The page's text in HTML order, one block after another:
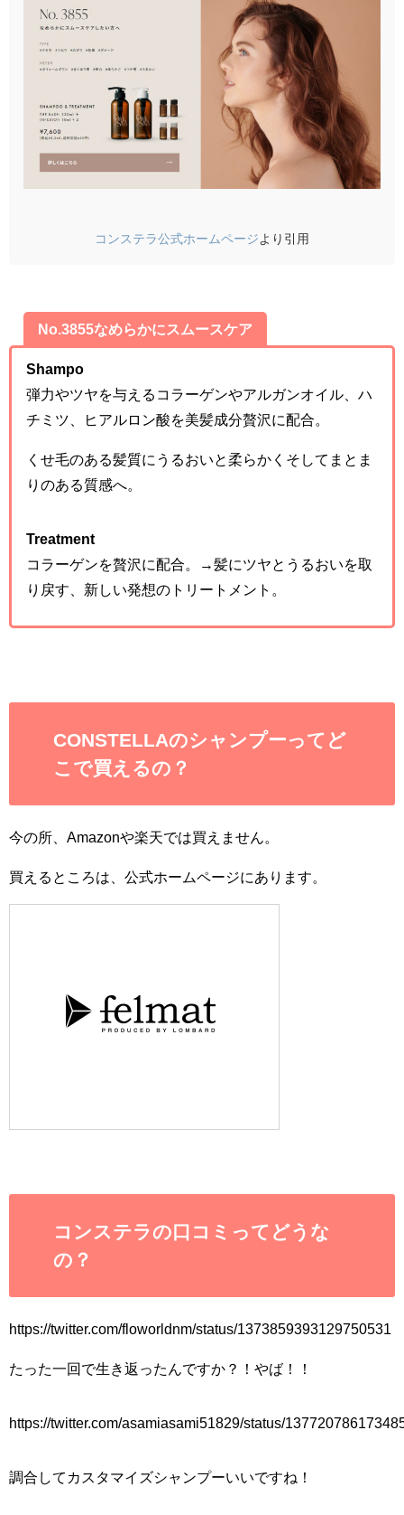
コンステラ公式ホームページより引用
No.3855なめらかにスムースケア
Shampo
弾力やツヤを与えるコラーゲンやアルガンオイル、ハ
チミツ、ヒアルロン酸を美髪成分贅沢に配合。
くせ毛のある髪質にうるおいと柔らかくそしてまとま
りのある質感へ。
Treatment
コラーゲンを贅沢に配合。→髪にツヤとうるおいを取
り戻す、新しい発想のトリートメント。
CONSTELLAのシャンプーってど
こで買えるの？
今の所、Amazonや楽天では買えません。
買えるところは、公式ホームページにあります。
コンステラの口コミってどうな
の？
https://twitter.com/floworldnm/status/1373859393129750531
たった一回で生き返ったんですか？！やば！！
https://twitter.com/asamiasami51829/status/
調合してカスタマイズシャンプーいいですね！